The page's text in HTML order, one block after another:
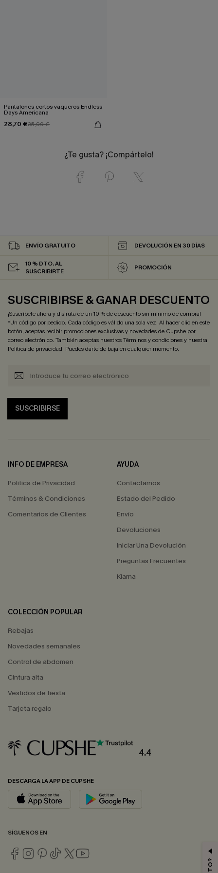
Pantalones cortos vaqueros Endless
Days Americana
28,70 €35,90 €
¿Te gusta? ¡Compártelo!
ENVÍO GRATUITO DEVOLUCIÓN EN 30 DÍAS
10 % DTO. AL
SUSCRIBIRTE
PROMOCIÓN
SUSCRIBIRSE & GANAR DESCUENTO
¡Suscríbete ahora y disfruta de un 10 % de descuento sin mínimo de compra!
*Un código por pedido. Cada código es válido una sola vez. Al hacer clic en este
botón, aceptas recibir promociones exclusivas y novedades de Cupshe por
correo electrónico. También aceptas nuestrosTérminos y condicionesy nuestra
Política de privacidad. Puedes darte de baja en cualquier momento.
SUSCRIBIRSE
INFO DE EMPRESA
Política de Privacidad
Términos & Condiciones
Comentarios de Clientes
AYUDA
Contactarnos
Estado del Pedido
Envío
Devoluciones
Iniciar Una Devolución
Preguntas Frecuentes
Klarna
COLECCIÓN POPULAR
Rebajas
Novedades semanales
Control de abdomen
Cintura alta
Vestidos de fiesta
Tarjeta regalo
4.4
DESCARGA LA APP DE CUPSHE
SÍGUENOS EN